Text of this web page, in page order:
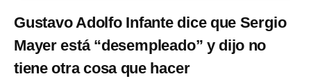
Gustavo Adolfo Infante dice que Sergio
Mayer está “desempleado” y dijo no
tiene otra cosa que hacer